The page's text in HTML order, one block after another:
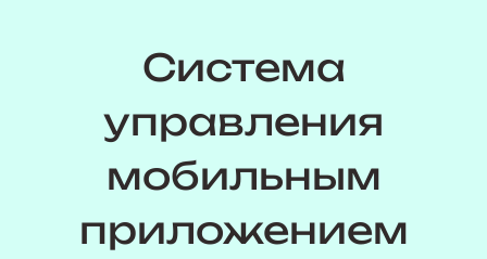
Система
управления
мобильным
приложением